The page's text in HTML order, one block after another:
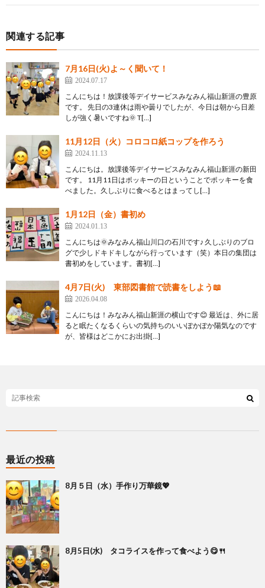
関連する記事
7月16日(火)よ～く聞いて！
2024.07.17
こんにちは！放課後等デイサービスみなみん福山新涯の豊原
です。 先日の3連休は雨や曇りでしたが、今日は朝から日差
しが強く暑いですね🌞 T[…]
11月12日（火）コロコロ紙コップを作ろう
2024.11.13
こんにちは。放課後等デイサービスみなみん福山新涯の新田
です。 11月11日はポッキーの日ということでポッキーを食
べました。久しぶりに食べるとはまってし[…]
1月12日（金）書初め
2024.01.13
こんにちは🌞みなみん福山川口の石川です♪ 久しぶりのブロ
グで少しドキドキしながら行っています（笑）本日の集団は
書初めをしています。書初[…]
4月7日(火) 東部図書館で読書をしよう📖
2026.04.08
こんにちは！みなみん福山新涯の横山です😊 最近は、外に居
ると眠たくなるくらいの気持ちのいいぽかぽか陽気なのです
が、皆様はどこかにお出掛[…]
最近の投稿
8月５日（水）手作り万華鏡💖
8月5日(水) タコライスを作って食べよう😋🍴